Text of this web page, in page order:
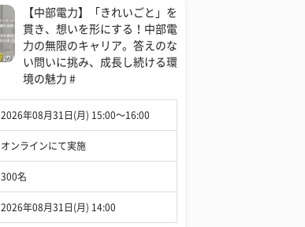
【中部電力】「きれいごと」を
貫き、想いを形にする！中部電
力の無限のキャリア。答えのな
い問いに挑み、成長し続ける環
境の魅力 #
2026年08月31日(月) 15:00〜16:00
オンラインにて実施
300名
2026年08月31日(月) 14:00